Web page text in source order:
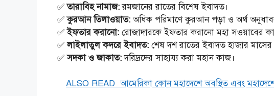
✅তারাবিহ নামাজ:রমজানের রাতের বিশেষ ইবাদত।
✅কুরআন তিলাওয়াত:অধিক পরিমাণে কুরআন পড়া ও অর্থ
✅ইফতার করানো: রোজাদারকে ইফতার করানো মহা সওয়াবের
✅লাইলাতুল কদরে ইবাদত: শেষ দশ রাতের ইবাদত হাজার মাসের
✅সদকা ও জাকাত:দরিদ্রদের সাহায্য করা মহান কাজ।
ALSO READ আমেরিকা কোন মহাদেশে অবস্থিত এবং